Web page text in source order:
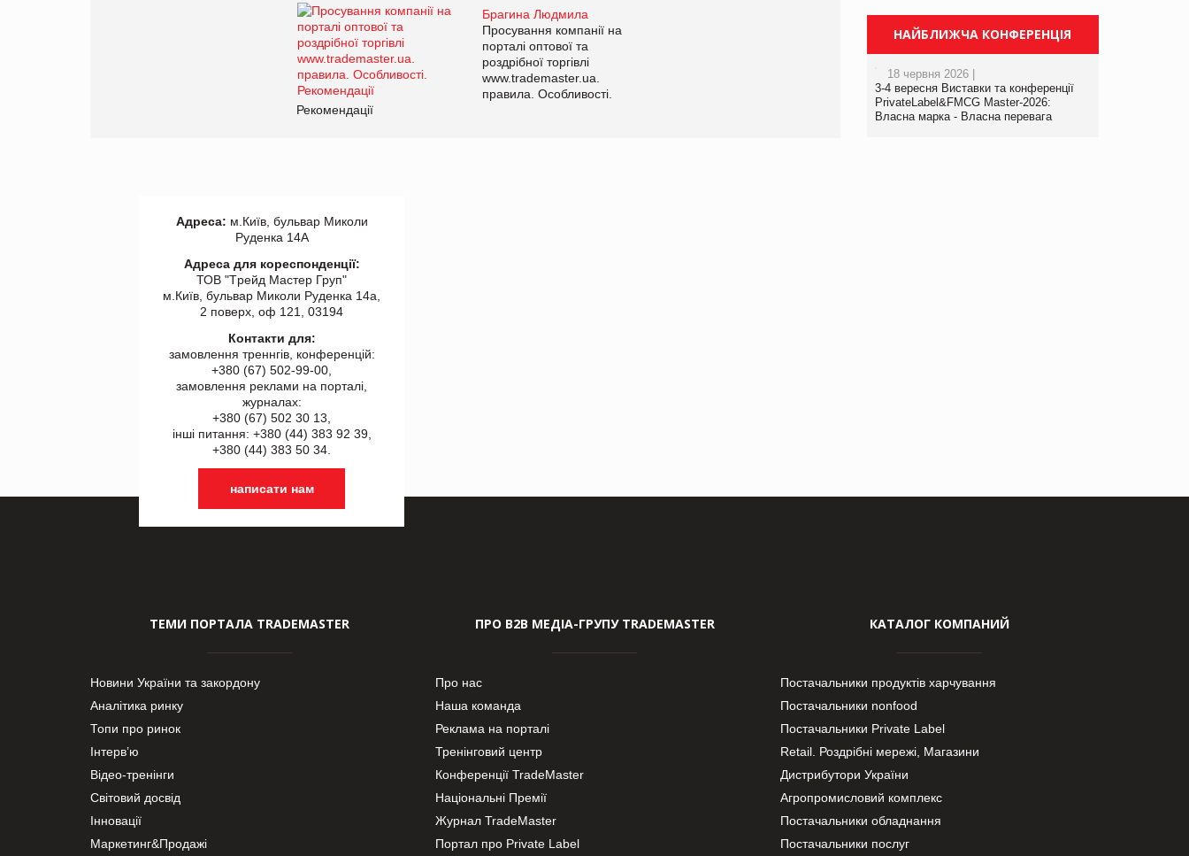
Брагина Людмила
Просування компанії на
порталі оптової та
роздрібної торгівлі
www.trademaster.ua.
правила. Особливості.
Рекомендації
НАЙБЛИЖЧА КОНФЕРЕНЦІЯ
18 червня 2026 |
3-4 вересня Виставки та конференції
PrivateLabel&FMCG Master-2026:
Власна марка - Власна перевага
Адреса: м.Київ, бульвар Миколи
Руденка 14А
Адреса для кореспонденції:
ТОВ "Tрейд Мастер Груп"
м.Київ, бульвар Миколи Руденка 14а,
2 поверх, оф 121, 03194
Контакти для:
замовлення треннгів, конференцій:
+380 (67) 502-99-00,
замовлення реклами на порталі,
журналах:
+380 (67) 502 30 13,
інші питання: +380 (44) 383 92 39,
+380 (44) 383 50 34.
написати нам
ТЕМИ ПОРТАЛА TRADEMASTER
Новини України та закордону
Аналітика ринку
Топи про ринок
Інтерв’ю
Відео-тренінги
Світовий досвід
Інновації
Маркетинг&Продажі
ПРО В2В МЕДІА-ГРУПУ TRADEMASTER
Про нас
Наша команда
Реклама на порталі
Тренінговий центр
Конференції TradeMaster
Національні Премії
Журнал TradeMaster
Портал про Private Label
КАТАЛОГ КОМПАНИЙ
Постачальники продуктів харчування
Постачальники nonfood
Постачальники Private Label
Retail. Роздрібні мережі, Магазини
Дистрибутори України
Агропромисловий комплекс
Постачальники обладнання
Постачальники послуг